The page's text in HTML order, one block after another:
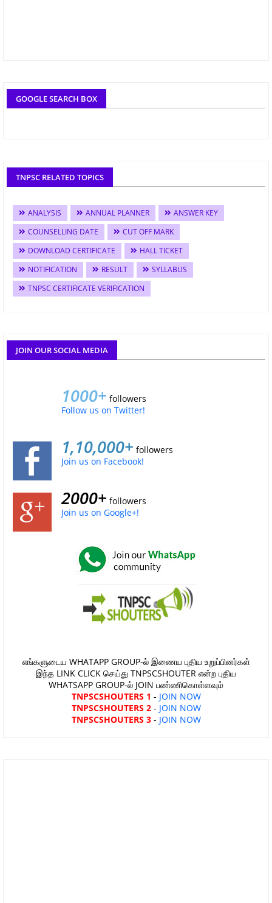
GOOGLE SEARCH BOX
TNPSC RELATED TOPICS
ANALYSIS ANNUAL PLANNER
ANSWER KEY
COUNSELLING DATE
CUT OFF MARK
DOWNLOAD CERTIFICATE
HALL TICKET
NOTIFICATION
RESULT
SYLLABUS
TNPSC CERTIFICATE VERIFICATION
JOIN OUR SOCIAL MEDIA
1000+ followers
Follow us on Twitter!
1,10,000+ followers
Join us on Facebook!
2000+ followers
Join us on Google+!
எங்களுடைய WHATAPP GROUP-ல் இணைய புதிய உறுப்பினர்கள்
இந்த LINK CLICK செய்து TNPSCSHOUTER என்ற புதிய
WHATSAPP GROUP-ல் JOIN பண்ணிகொள்ளவும்
TNPSCSHOUTERS 1 - JOIN NOW
TNPSCSHOUTERS 2- JOIN NOW
TNPSCSHOUTERS 3- JOIN NOW